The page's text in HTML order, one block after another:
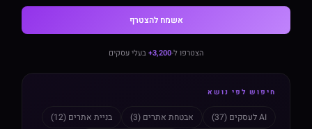
אשמח להצטרף
הצטרפו ל-3,200+ בעלי עסקים
חיפוש לפי נושא
AI לעסקים (37) אבטחת אתרים (3)
בניית אתרים (12)